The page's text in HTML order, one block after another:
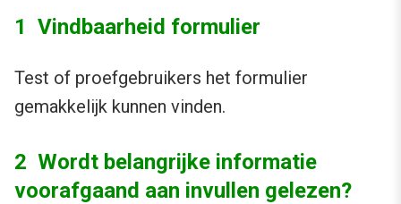
1 Vindbaarheid formulier
Test of proefgebruikers het formulier
gemakkelijk kunnen vinden.
2 Wordt belangrijke informatie
voorafgaand aan invullen gelezen?